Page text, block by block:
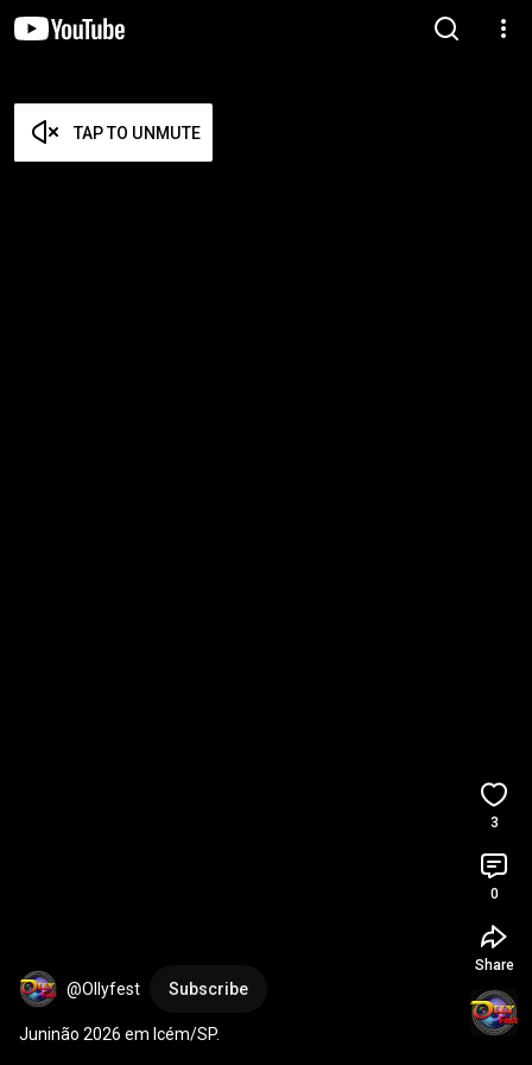
TAP TO UNMUTE
@Ollyfest Subscribe
Juninão 2026 em Icém/SP.
3
0
Share